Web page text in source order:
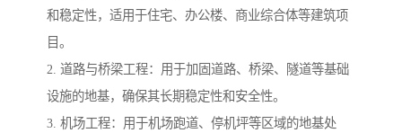
和稳定性，适用于住宅、办公楼、商业综合体等建筑项
目。
2. 道路与桥梁工程：用于加固道路、桥梁、隧道等基础
设施的地基，确保其长期稳定性和安全性。
3. 机场工程：用于机场跑道、停机坪等区域的地基处